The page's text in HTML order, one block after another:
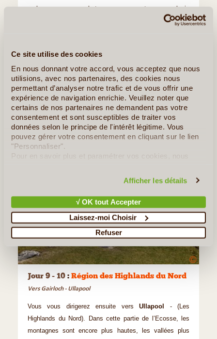
Ce site utilise des cookies
En nous donnant votre accord, vous acceptez que nous
utilisions, avec nos partenaires, des cookies nous
permettant d’analyser notre trafic et de vous offrir une
expérience de navigation enrichie. Veuillez noter que
certains de nos partenaires ne demandent pas votre
consentement et sont susceptibles de traiter vos
données selon le principe de l'intérêt légitime. Vous
pouvez gérer votre consentement en cliquant sur le lien
"Personnaliser".
Pour en savoir plus et paramétrer vos cookies, nous
Afficher les détails
√ OK tout Accepter
Laissez-moi Choisir
Refuser
embarquera sur son bateau pour rencontrer une colonie
Plockton.
©
Jour 9 - 10 : Région des Highlands du Nord
Vers Gairloch - Ullapool
Vous vous dirigerez ensuite versUllapool
- (Les
Highlands du Nord). Dans cette partie de l’Ecosse, les
montagnes sont encore plus hautes, les vallées plus